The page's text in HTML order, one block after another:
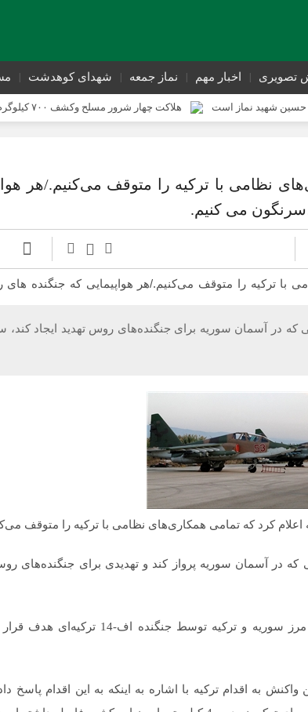
تصویری اخبار مهم نماز جمعه شهدای کوهدشت
حسین شهید نماز است هلاکت چهار شرور مسلح وکشف ۷۰۰ کیلوگرم مواد مخدر
سوداگران مرگ
مردمی
نظامی با ترکیه را متوقف می‌کنیم./هر
می کنیم.
که در آسمان سوریه برای جنگنده‌های روس تهدید ایجاد کند،
اعلام کرد که تمامی همکاری‌های نظامی با ترکیه را متوقف
که در آسمان سوریه پرواز کند و تهدیدی برای جنگنده‌های
امروز یک فروند جنگنده سوخو ۲۴ روسیه در مرز سوریه و ترکیه توسط
به اقدام ترکیه با اشاره به اینکه به این اقدام پاسخ